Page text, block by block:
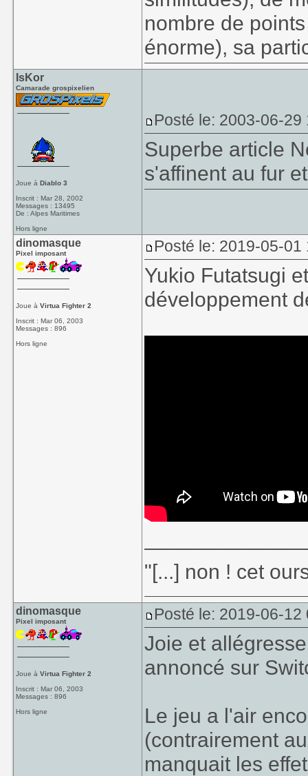
nombre de
énorme), sa
IsKor
Camarade grospixelien
Joue àDiablo 3
Inscrit : Mar 28, 2002
Messages : 13495
De : Alpes Maritimes
Hors ligne
Posté le: 2003-06-29
Superbe article
s'affinent au fur
dinomasque
Pixel imposant
Joue àVirtua Fighter 2
Inscrit : Mar 06, 2003
Messages : 896
Hors ligne
Posté le: 2019-05-01
Yukio Futatsugi
développement
"[...] non ! cet
dinomasque
Pixel imposant
Joue àVirtua Fighter 2
Inscrit : Mar 06, 2003
Messages : 896
Hors ligne
Posté le: 2019-06-12
Joie et
annoncé sur
Le jeu a l'air
(contrairement
manquait les